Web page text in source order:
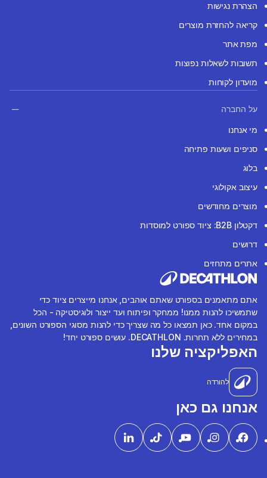
הצהרת נגישות
קריאה להחזרת מוצרים
מפת אתר
תשובות לשאלות נפוצות
מועדון לקוחות
על החברה
מי אנחנו
סניפים ושעות פתיחה
בלוג
עיצוב אקולוגי
מוצרים מחודשים
דקטלון B2B: ציוד ספורט למוסדות
דרושים
אתרים מתחזים
אתם מתאמנים בספורט שאתם אוהבים, אנחנו מייצרים ציוד כדי
שתמשיכו להנות ממנו! ממחקר ופיתוח ועד ייצור ולוגיסטיקה - הכל
במקום אחד. כאן תמצאו כל מה שצריך כדי להנות מסוגי הספורט השונים,
במחירים ללא תחרות. DECATHLON. עושים ספורט יחד!
האפליקציה שלנו
להורדה
אנחנו גם כאן